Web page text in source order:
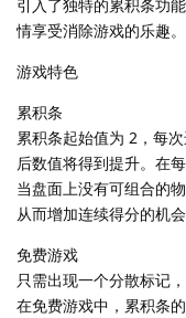
引入了独特的累积条功
情享受消除游戏的乐趣。
游戏特色
累积条
累积条起始值为 2，每
后数值将得到提升。在
当盘面上没有可组合的
从而增加连续得分的机会
免费游戏
只需出现一个分散标记
在免费游戏中，累积条